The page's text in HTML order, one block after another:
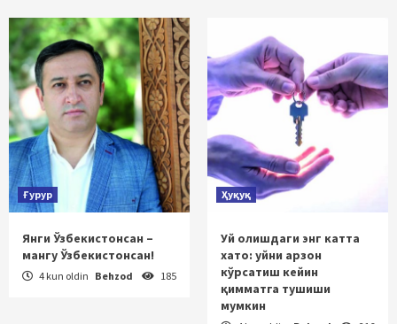
Ғурур
Янги Ўзбекистонсан –
мангу Ўзбекистонсан!
4 kun oldin Behzod 185
Ҳуқуқ
Уй олишдаги энг катта
хато: уйни арзон
кўрсатиш кейин
қимматга тушиши
мумкин